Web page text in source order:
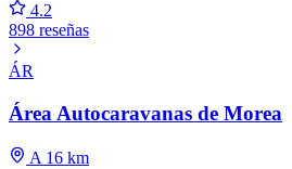
4.2
898 reseñas
ÁR
Área Autocaravanas de Morea
A 16 km